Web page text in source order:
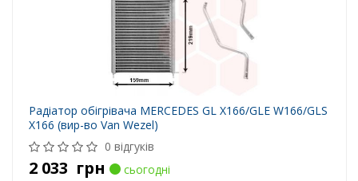
Радіатор обігрівача MERCEDES GL X166/GLE W166/GLS
X166 (вир-во Van Wezel)
0 відгуків
2 033 грн
сьогодні